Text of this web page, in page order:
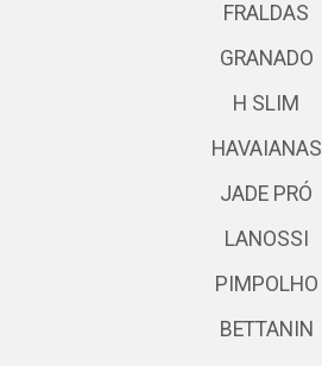
FRALDAS
GRANADO
H SLIM
HAVAIANAS
JADE PRÓ
LANOSSI
PIMPOLHO
BETTANIN